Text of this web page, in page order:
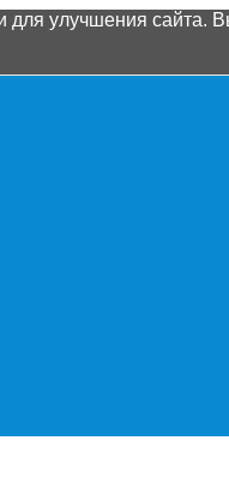
улучшения сайта.